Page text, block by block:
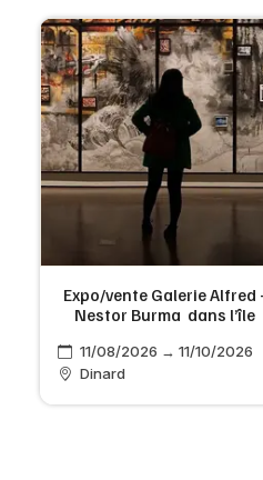
Expo/vente Galerie Alfred -
Nestor Burma dans l’île
11/08/2026 → 11/10/2026
Dinard